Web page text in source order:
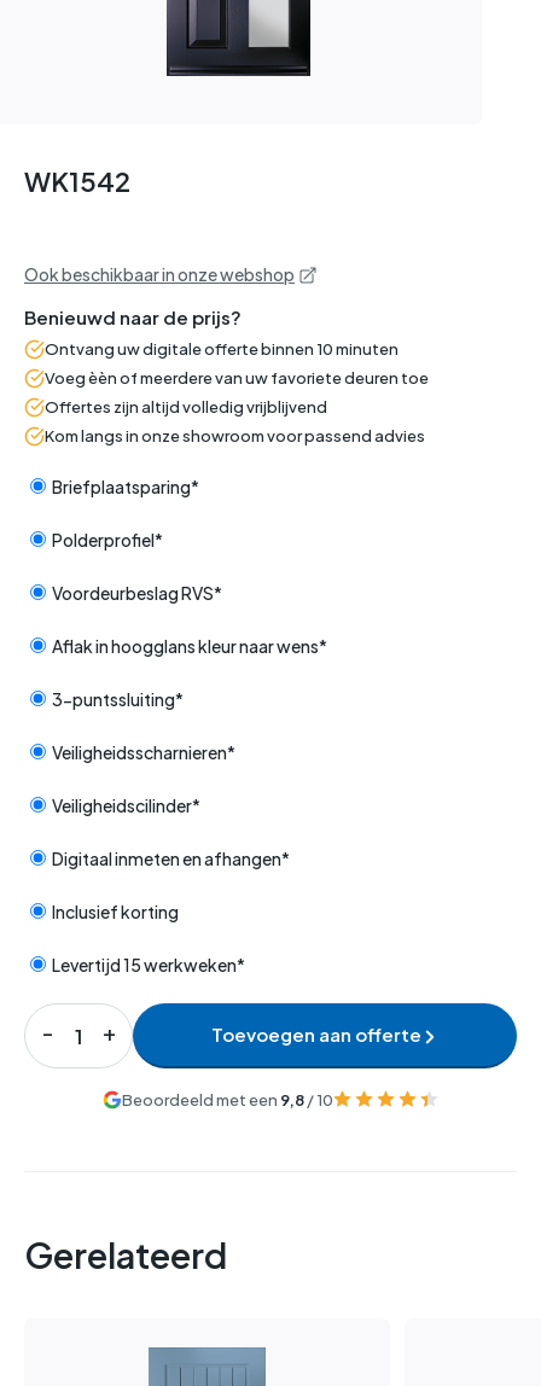
WK1542
Ook beschikbaar in onze webshop
Benieuwd naar de prijs?
Ontvang uw digitale offerte binnen 10 minuten
Voeg èèn of meerdere van uw favoriete deuren toe
Offertes zijn altijd volledig vrijblijvend
Kom langs in onze showroom voor passend advies
Briefplaatsparing*
Polderprofiel*
Voordeurbeslag RVS*
Aflak in hoogglans kleur naar wens*
3-puntssluiting*
Veiligheidsscharnieren*
Veiligheidscilinder*
Digitaal inmeten en afhangen*
Inclusief korting
Levertijd 15 werkweken*
Toevoegen aan offerte
Beoordeeld met een 9,8/ 10
Gerelateerd